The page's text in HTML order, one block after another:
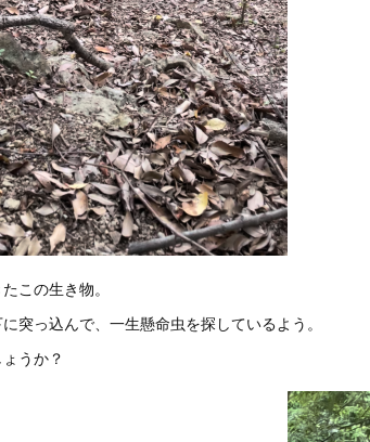
この生き物。
突っ込んで、一生懸命虫を探しているよう。
うか？